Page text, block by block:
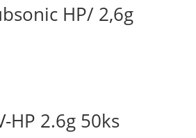
HP/ 2,6g
HP 2.6g 50ks